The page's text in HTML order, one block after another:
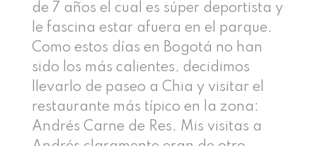
de 7 años el cual es súper deportista y
le fascina estar afuera en el parque.
Como estos días en Bogotá no han
sido los más calientes, decidimos
llevarlo de paseo a Chia y visitar el
restaurante más típico en la zona:
Andrés Carne de Res. Mis visitas a